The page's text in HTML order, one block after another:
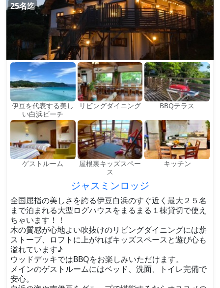
25名迄
伊豆を代表する美し
い白浜ビーチ
リビングダイニング BBQテラス
ゲストルーム
屋根裏キッズスペー
ス
キッチン
ジャスミンロッジ
全国屈指の美しさを誇る伊豆白浜のすぐ近く最大２５名
まで泊まれる大型ログハウスをまるまる１棟貸切で使え
ちゃいます！！
木の質感が心地よい吹抜けのリビングダイニングには薪
ストーブ、ロフトに上がればキッズスペースと遊び心も
溢れています♪
ウッドデッキではBBQをお楽しみいただけます。
メインのゲストルームにはベッド、洗面、トイレ完備で
安心。